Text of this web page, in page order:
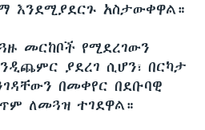
እንደሚያደርጉ አስታውቀዋል።
መርከቦች የሚደረገውን
ያደረገ ሲሆን፣ በርካታ
በመቀየር በደቡባዊ
ለመጓዝ ተገደዋል።